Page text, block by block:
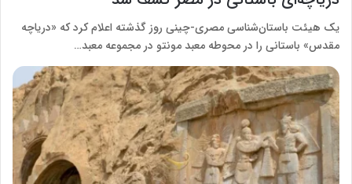
یک هیئت باستان‌شناسی مصری-چینی روز گذشته اعلام کرد که «دریاچه
مقدس» باستانی را در محوطه معبد مونتو در مجموعه معبد…